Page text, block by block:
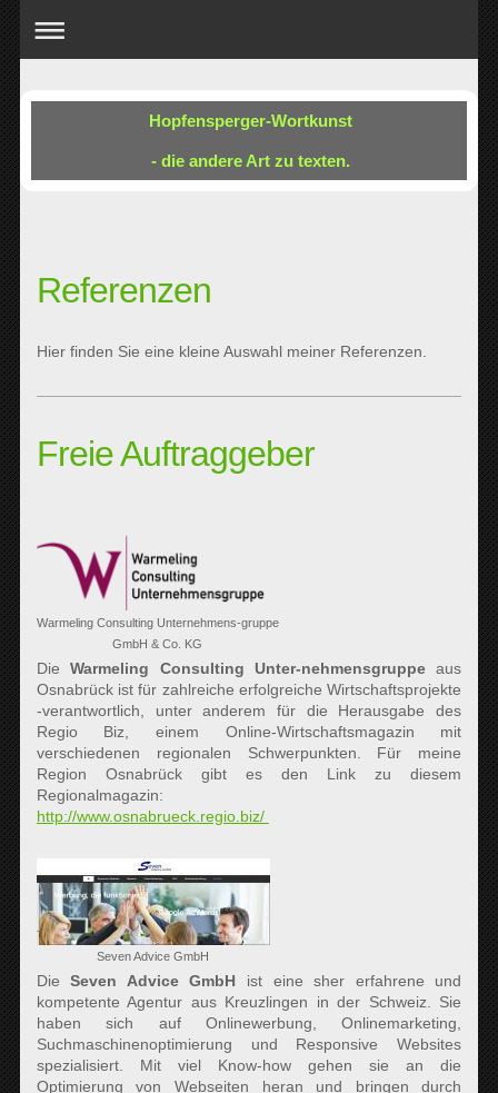
Hopfensperger-Wortkunst
- die andere Art zu texten.
Referenzen
Hier finden Sie eine kleine Auswahl meiner Referenzen.
Freie Auftraggeber
Warmeling Consulting Unternehmens-gruppe
GmbH & Co. KG
DieWarmeling Consulting Unter-nehmensgruppeaus
Osnabrück ist für zahlreiche erfolgreiche Wirtschaftsprojekte
-verantwortlich, unter anderem für die Herausgabe des
Regio Biz, einem Online-Wirtschaftsmagazin mit
verschiedenen regionalen Schwerpunkten. Für meine
Region Osnabrück gibt es den Link zu diesem
Regionalmagazin:
http://www.osnabrueck.regio.biz/
Seven Advice GmbH
DieSeven Advice GmbH ist eine sher erfahrene und
kompetente Agentur aus Kreuzlingen in der Schweiz. Sie
haben sich auf Onlinewerbung, Onlinemarketing,
Suchmaschinenoptimierung und Responsive Websites
spezialisiert. Mit viel Know-how gehen sie an die
Optimierung von Webseiten heran und bringen durch